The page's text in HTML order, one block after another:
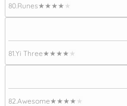
80. Runes★★★★★
81. Yi Three★★★★★
82. Awesome★★★★★